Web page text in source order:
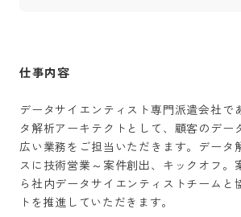
仕事内容
データサイエンティスト専門派遣会社で
タ解析アーキテクトとして、顧客のデー
広い業務をご担当いただきます。データ
スに技術営業～案件創出、キックオフ。
ら社内データサイエンティストチームと
トを推進していただきます。